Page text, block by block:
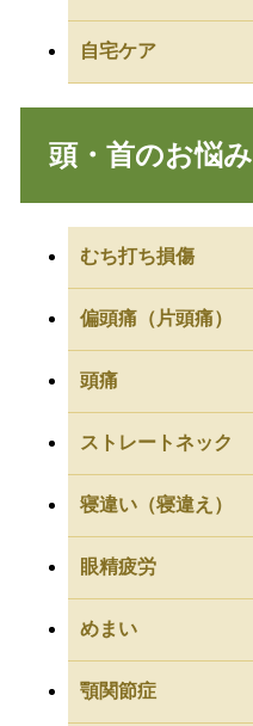
自宅ケア
頭・首のお悩み
むち打ち損傷
偏頭痛（片頭痛）
頭痛
ストレートネック
寝違い（寝違え）
眼精疲労
めまい
顎関節症